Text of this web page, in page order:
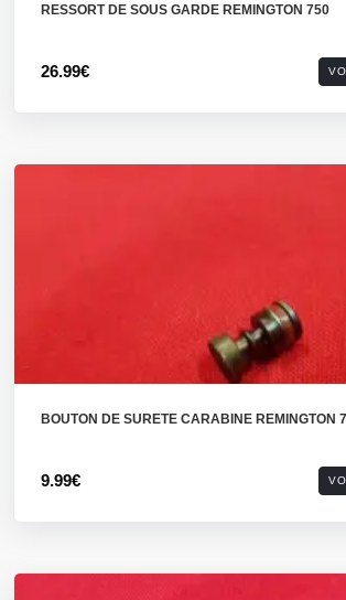
RESSORT DE SOUS GARDE REMINGTON 750
26.99€
BOUTON DE SURETE CARABINE REMINGTON
9.99€